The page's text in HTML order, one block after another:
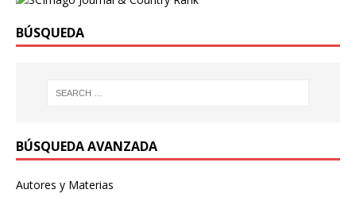
BÚSQUEDA
BÚSQUEDA AVANZADA
Autores y Materias